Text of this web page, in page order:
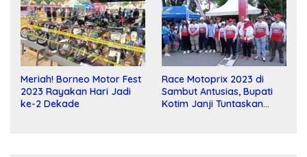
Meriah! Borneo Motor Fest
2023 Rayakan Hari Jadi
ke-2 Dekade
Race Motoprix 2023 di
Sambut Antusias, Bupati
Kotim Janji Tuntaskan